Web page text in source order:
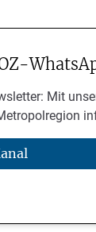
Mit